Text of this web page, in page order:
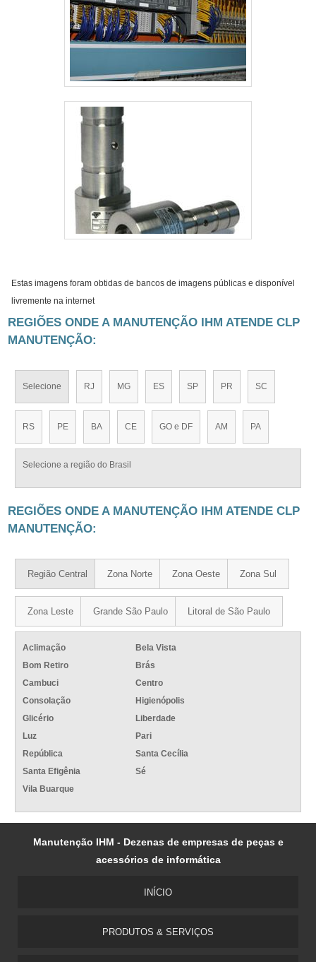
Estas imagens foram obtidas de bancos de imagens públicas e disponível
livremente na internet
REGIÕES ONDE A MANUTENÇÃO IHM ATENDE CLP
MANUTENÇÃO:
Selecione RJ MG ES SP PR SC
RS PE BA CE GO e DF AM PA
Selecione a região do Brasil
REGIÕES ONDE A MANUTENÇÃO IHM ATENDE CLP
MANUTENÇÃO:
Região Central Zona Norte Zona Oeste Zona Sul
Zona Leste Grande São Paulo Litoral de São Paulo
Aclimação
Bela Vista
Bom Retiro
Brás
Cambuci
Centro
Consolação
Higienópolis
Glicério
Liberdade
Luz
Pari
República
Santa Cecília
Santa Efigênia
Sé
Vila Buarque
Manutenção IHM - Dezenas de empresas de peças e
acessórios de informática
INÍCIO
PRODUTOS & SERVIÇOS